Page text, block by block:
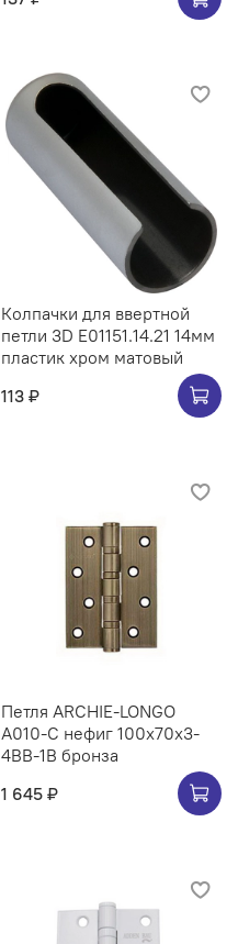
Колпачки для ввертной
петли 3D E01151.14.21 14мм
пластик хром матовый
113 ₽
Петля ARCHIE-LONGO
A010-C нефиг 100x70x3-
4BB-1B бронза
1 645 ₽